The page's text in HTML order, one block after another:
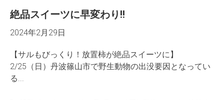
絶品スイーツに早変わり!!
2024年2月29日
【サルもびっくり！放置柿が絶品スイーツに】
2/25（日）丹波篠山市で野生動物の出没要因となってい
る...